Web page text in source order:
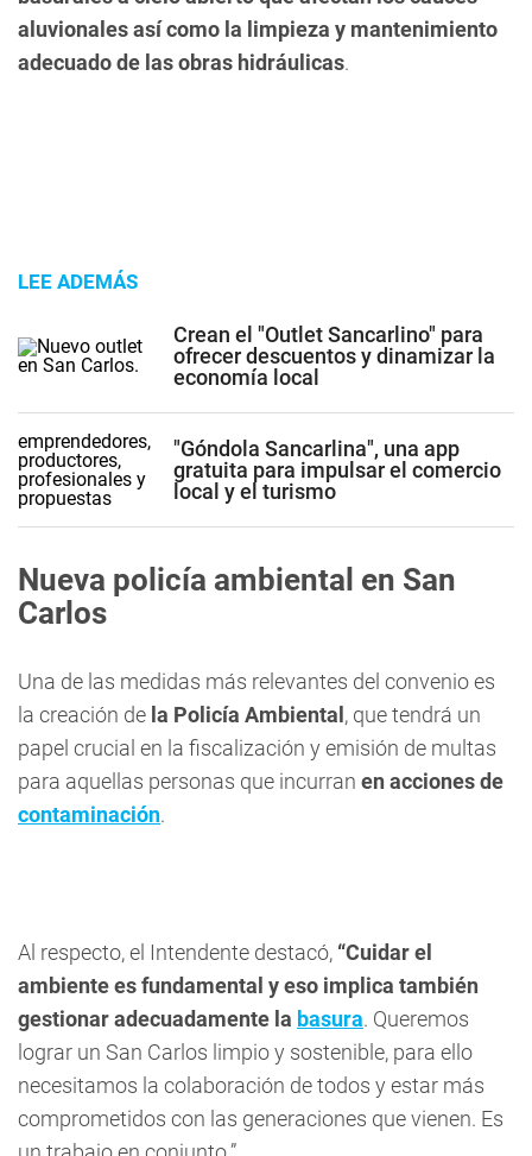
aluvionales así como la limpieza y mantenimiento
adecuado de las obras hidráulicas.
LEE ADEMÁS
Crean el "Outlet Sancarlino" para
ofrecer descuentos y dinamizar la
economía local
"Góndola Sancarlina", una app
gratuita para impulsar el comercio
local y el turismo
Nueva policía ambiental en San
Carlos
Una de las medidas más relevantes del convenio es
la creación de la Policía Ambiental , que tendrá un
papel crucial en la fiscalización y emisión de multas
para aquellas personas que incurran en acciones de
contaminación.
Al respecto, el Intendente destacó, “Cuidar el
ambiente es fundamental y eso implica también
gestionar adecuadamente la basura. Queremos
lograr un San Carlos limpio y sostenible, para ello
necesitamos la colaboración de todos y estar más
comprometidos con las generaciones que vienen. Es